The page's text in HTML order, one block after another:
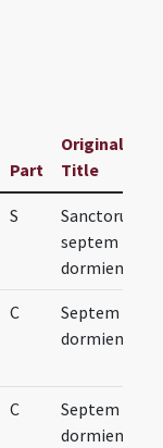
Part
Original
Title
S
Sanctorum
septem
dormientium
C
Septem
dormientium
C
Septem
dormientium